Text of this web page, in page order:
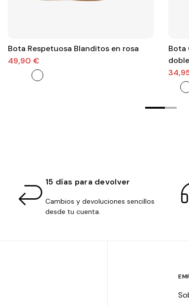
Bota Respetuosa Blanditos en rosa
49,90 €
Bota
15 días para devolver
Cambios y devoluciones sencillos
desde tu cuenta.